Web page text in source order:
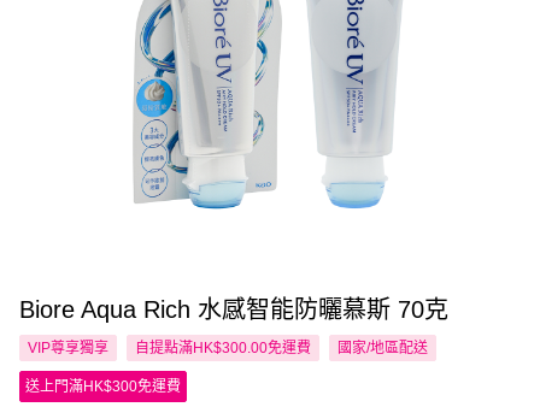
Biore Aqua Rich 水感智能防曬慕斯 70克
VIP尊享獨享 自提點滿HK$300.00免運費 國家/地區配送
送上門滿HK$300免運費